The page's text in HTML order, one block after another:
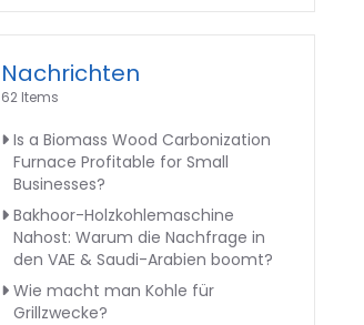
Nachrichten
62 Items
Is a Biomass Wood Carbonization
Furnace Profitable for Small
Businesses?
Bakhoor-Holzkohlemaschine
Nahost: Warum die Nachfrage in
den VAE & Saudi-Arabien boomt?
Wie macht man Kohle für
Grillzwecke?